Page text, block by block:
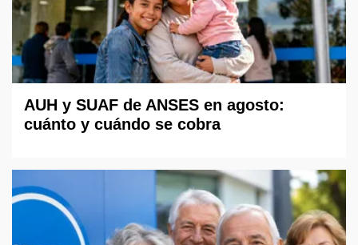
AUH y SUAF de ANSES en agosto:
cuánto y cuándo se cobra